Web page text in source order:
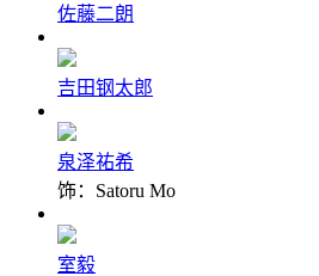
佐藤二朗
吉田钢太郎
泉泽祐希
饰：Satoru Mo
室毅